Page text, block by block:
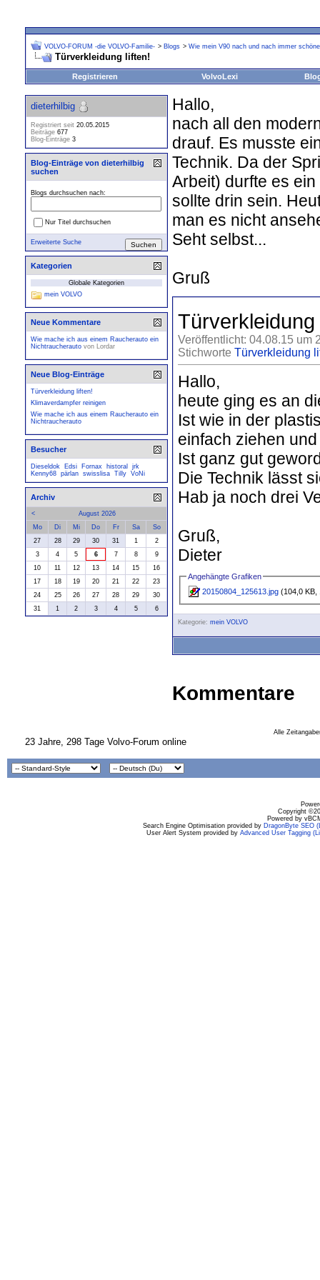
VOLVO-FORUM -die VOLVO-Familie- > Blogs > Wie mein V90 nach und nach immer
Türverkleidung liften!
Registrieren VolvoLexi
Hallo,
nach all den
drauf. Es musste
Technik. Da der
Arbeit) durfte es
sollte drin sein.
man es nicht
Seht selbst...
Gruß
Türverkleidung
Veröffentlicht: 04.08.15 um
Stichworte Türverkleidung
Hallo,
heute ging es an
Ist wie in der
einfach ziehen
Ist ganz gut
Die Technik lässt
Hab ja noch drei
Gruß,
Dieter
Angehängte Grafiken
20150804_125613.jpg (104,0 KB,
Kategorie: mein VOLVO
Kommentare
dieterhilbig
Registriert seit 20.05.2015
Beiträge 677
Blog-Einträge 3
Blog-Einträge von dieterhilbig
suchen
Blogs durchsuchen nach:
Nur Titel durchsuchen
Erweiterte Suche
Kategorien
Globale Kategorien
mein VOLVO
Neue Kommentare
Wie mache ich aus einem Raucherauto ein
Nichtraucherauto von Lordar
Neue Blog-Einträge
Türverkleidung liften!
Klimaverdampfer reinigen
Wie mache ich aus einem Raucherauto ein
Nichtraucherauto
Besucher
Dieseldok Edsi Fornax historal
jrk
Kenny68 pärlan swisslisa Tilly VoNi
Archiv
<
August 2026
Mo
Di Mi Do Fr Sa
So
27
28 29 30 31 1
2
3
4 5 6 7 8
9
10
11 12 13 14 15
16
17
18 19 20 21 22
23
24
25 26 27 28 29
30
31
1 2 3 4 5 6
Alle
23 Jahre, 298 Tage Volvo-Forum online
Copyright
Powered by
Search Engine Optimisation provided by DragonByte SEO
User Alert System provided by Advanced User Tagging